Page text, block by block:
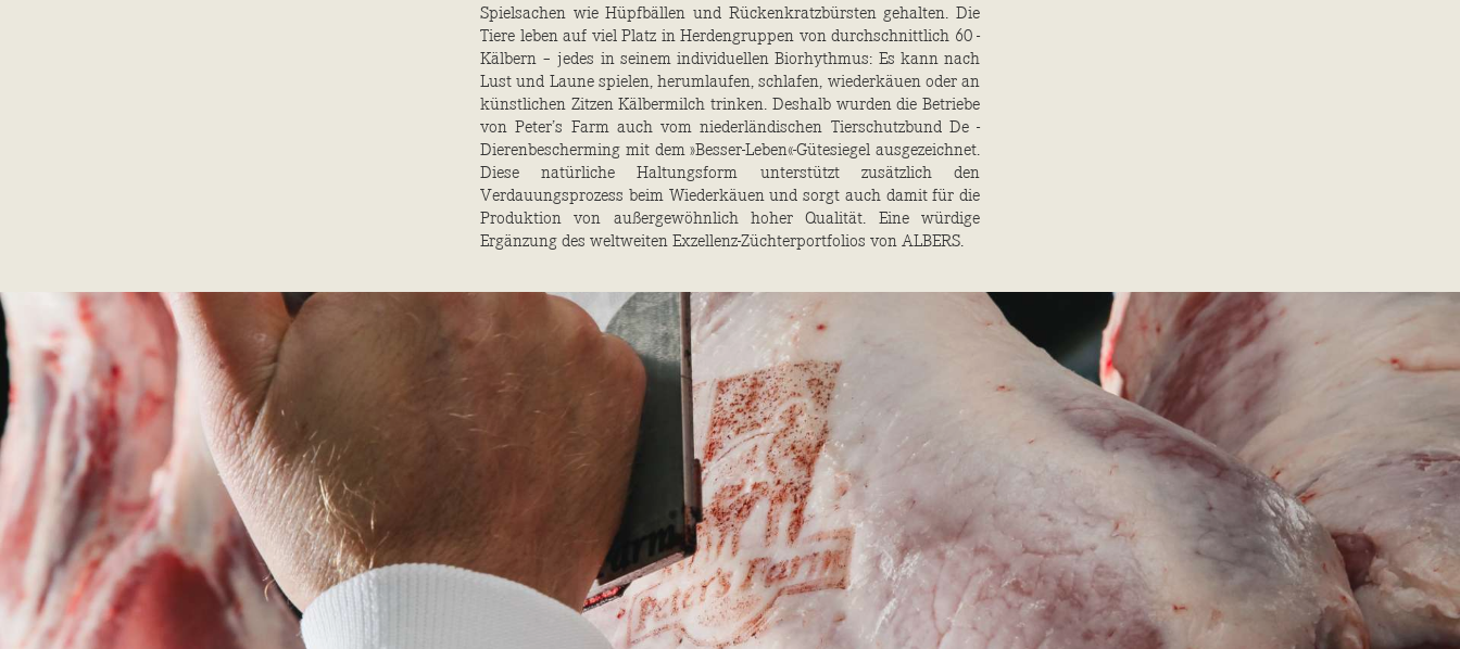
Spielsachen wie Hüpfbällen und Rückenkratzbürsten ­gehalten. Die
Tiere ­leben auf viel Platz in Herdengruppen von durchschnittlich 60 ­
Kälbern – jedes in seinem individuellen Biorhythmus: Es kann nach
Lust und Laune spielen, herumlaufen, schlafen, wiederkäuen oder an
künstlichen ­Zitzen Kälbermilch trinken. Deshalb wurden die Betriebe
von Peter’s Farm auch vom niederländischen Tierschutzbund De ­
Dierenbescherming mit dem »Besser-Leben«-Güte­siegel ausgezeichnet.
Diese natürliche Haltungsform unterstützt zusätzlich den
Verdauungsprozess beim Wiederkäuen und sorgt auch damit für die
Produktion von außergewöhnlich hoher Qualität. Eine würdige
Ergänzung ­des weltweiten ­Exzellenz-Züchterportfolios von ­ALBERS.